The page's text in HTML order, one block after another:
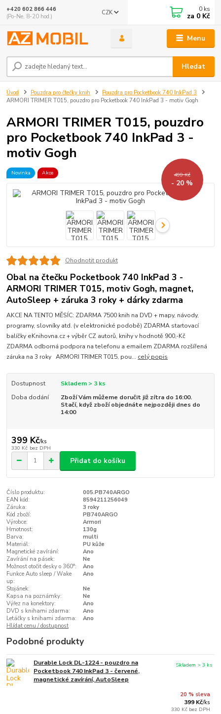
Menu
CZK
Hledat
+420 602 866 446
(Po-Ne, 8-20 hod.)
0 ks
za 0 Kč
Úvod Pouzdra pro čtečky knih
Pouzdra pro Pocketbook 740 InkPad 3
ARMORI TRIMER T015, pouzdro pro Pocketbook 740 InkPad 3 - motiv Gogh
ARMORI TRIMER T015, pouzdro
pro Pocketbook 740 InkPad 3 -
motiv Gogh
Novinka Akce 499 Kč
- 20 %
Ohodnotit produkt
Obal na čtečku Pocketbook 740 InkPad 3 -
ARMORI TRIMER T015, motiv Gogh, magnet,
AutoSleep + záruka 3 roky + dárky zdarma
AKCE NA TENTO MĚSÍC: ZDARMA 7500 knih na DVD + mapy, návody,
programy, slovníky atd. (v elektronické podobě) ZDARMA startovací
balíčky eKnihovna.cz + výběr CZ autorů, knihy v hodnotě 900,-Kč
ZDARMA odborná podpora na telefonu a emailem ZDARMA rozšířená
záruka na 3 roky ARMORI TRIMER T015, pou... celý popis
Dostupnost
Skladem > 3 ks
Doba dodání
Zboží Vám můžeme doručit již zítra do 16:00.
Stačí, když zboží objednáte nejpozději dnes do
14:00
399 Kč/ks
330 Kč bez DPH
Přidat do košíku
Číslo produktu:
005.PB740ARGO
EAN kód:
8594211256049
Záruka:
3 roky
Kód zboží:
PB740ARGO
Výrobce:
Armori
Hmotnost:
130g
Barva:
multi
Materiál:
PU kůže
Magnetické zavírání:
Ano
Zavírání na pásek:
Ne
Možnost otočit desky o 360°:
Ano
Funkce Auto sleep / Wake
up:
Ano
Stojánek:
Ne
Kapsa na poznámky:
Ne
Výřez na konektory:
Ano
DVD s knihami zdarma:
Ano
Letáčky s knihami zdarma:
Ano
Hlídat cenu / dostupnost
Podobné produkty
Durable Lock DL-1224 - pouzdro na
Pocketbook 740 InkPad 3 - červené,
magnetické zavírání, AutoSleep
20 % sleva
399 Kč/ks
330 Kč bez DPH
Skladem > 3 ks